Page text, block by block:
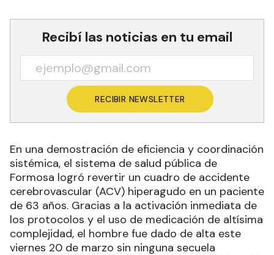
Recibí las noticias en tu email
RECIBIR NEWSLETTER
En una demostración de eficiencia y coordinación
sistémica, el sistema de salud pública de
Formosa logró revertir un cuadro de accidente
cerebrovascular (ACV) hiperagudo en un paciente
de 63 años. Gracias a la activación inmediata de
los protocolos y el uso de medicación de altísima
complejidad, el hombre fue dado de alta este
viernes 20 de marzo sin ninguna secuela